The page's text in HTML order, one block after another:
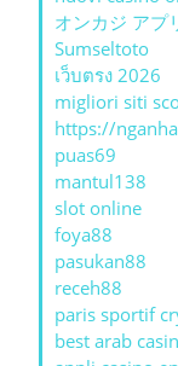
オンカジ アプ
Sumseltoto
เว็บตรง 2026
migliori siti
https://
puas69
mantul138
slot online
foya88
pasukan88
receh88
paris sportif
best arab